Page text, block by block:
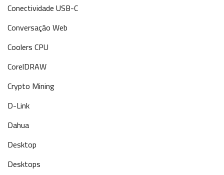
Conectividade USB-C
Conversação Web
Coolers CPU
CorelDRAW
Crypto Mining
D-Link
Dahua
Desktop
Desktops